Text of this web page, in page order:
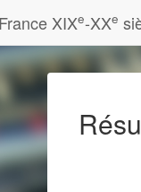
XIXe-XXe